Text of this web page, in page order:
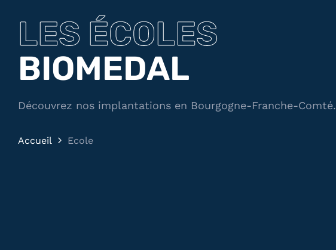
LES ÉCOLES
BIOMEDAL
Découvrez nos implantations en Bourgogne-Franche-Comté.
Accueil Ecole